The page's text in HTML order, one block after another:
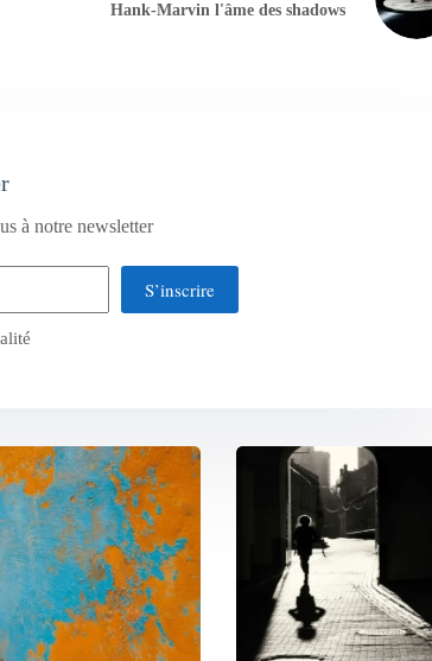
Hank-Marvin l'âme des shadows
à notre newsletter
S’inscrire